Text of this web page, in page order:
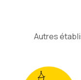
Autres